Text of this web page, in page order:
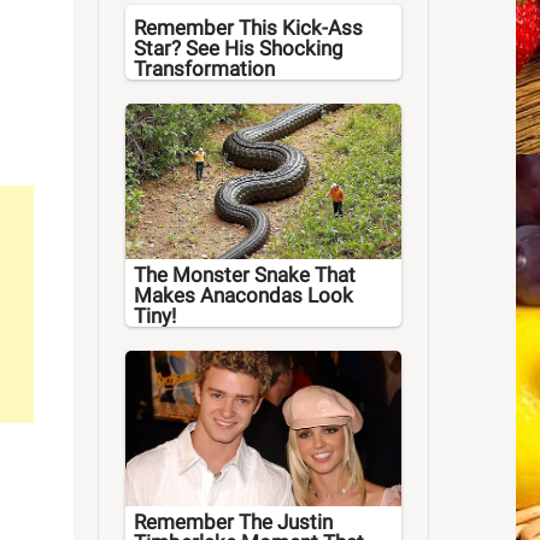
Remember This Kick-Ass
Star? See His Shocking
Transformation
The Monster Snake That
Makes Anacondas Look
Tiny!
Remember The Justin